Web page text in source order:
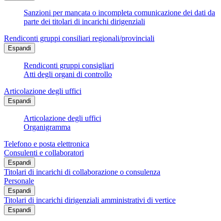
Sanzioni per mancata o incompleta comunicazione dei dati da
parte dei titolari di incarichi dirigenziali
Rendiconti gruppi consiliari regionali/provinciali
Espandi
Rendiconti gruppi consigliari
Atti degli organi di controllo
Articolazione degli uffici
Espandi
Articolazione degli uffici
Organigramma
Telefono e posta elettronica
Consulenti e collaboratori
Espandi
Titolari di incarichi di collaborazione o consulenza
Personale
Espandi
Titolari di incarichi dirigenziali amministrativi di vertice
Espandi